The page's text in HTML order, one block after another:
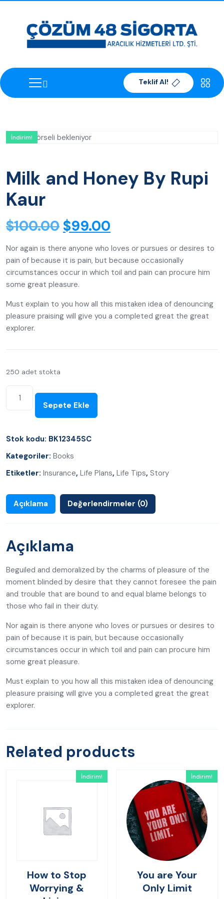
Teklif Al!
İndirim!
Milk and Honey By Rupi
Kaur
$100.00 $99.00
Nor again is there anyone who loves or pursues or desires to
pain of because it is pain, but because occasionally
circumstances occur in which toil and pain can procure him
some great pleasure.
Must explain to you how all this mistaken idea of denouncing
pleasure praising will give you a completed great the great
explorer.
250 adet stokta
Sepete Ekle
Stok kodu: BK12345SC
Kategoriler: Books
Etiketler: Insurance, Life Plans, Life Tips, Story
Açıklama Değerlendirmeler (0)
Açıklama
Beguiled and demoralized by the charms of pleasure of the
moment blinded by desire that they cannot foresee the pain
and trouble that are bound to and equal blame belongs to
those who fail in their duty.
Nor again is there anyone who loves or pursues or desires to
pain of because it is pain, but because occasionally
circumstances occur in which toil and pain can procure him
some great pleasure.
Must explain to you how all this mistaken idea of denouncing
pleasure praising will give you a completed great the great
explorer.
Related products
İndirim!
How to Stop
Worrying &
İndirim!
You are Your
Only Limit